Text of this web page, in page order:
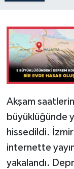
Akşam
büyüklüğünde
hissedildi.
internette
yakalandı.